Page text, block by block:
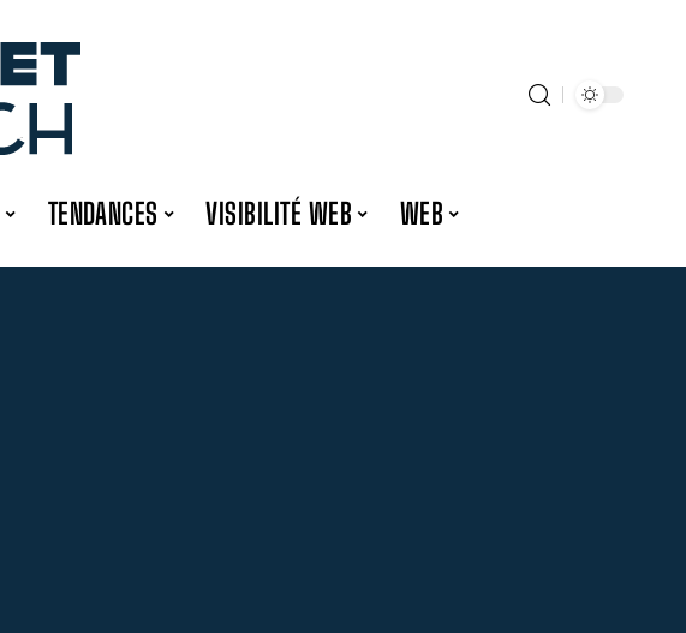
TENDANCES VISIBILITÉ WEB WEB